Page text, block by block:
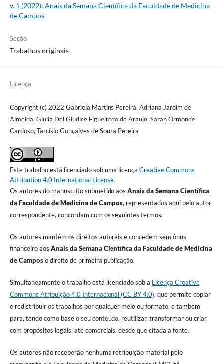
v. 1 (2022): Anais da Semana Científica da Faculdade de Medicina
de Campos
Seção
Trabalhos originais
Licença
Copyright (c) 2022 Gabriela Martins Pereira, Adriana Jardim de
Almeida, Giulia Del Giudice Figueiredo de Araujo, Sarah Ormonde
Cardoso, Tarcísio Gonçalves de Souza Pereira
Este trabalho está licenciado sob uma licença Creative Commons
Attribution 4.0 International License.
Os autores do manuscrito submetido aos Anais da Semana Científica
da Faculdade de Medicina de Campos, representados aqui pelo autor
correspondente, concordam com os seguintes termos:
Os autores mantêm os direitos autorais e concedem sem ônus
financeiro aos Anais da Semana Científica da Faculdade de Medicina
de Camposo direito de primeira publicação.
Simultaneamente o trabalho está licenciado sob a Licença Creative
Commons Atribuição 4.0 Internacional (CC BY 4.0), que permite copiar
e redistribuir os trabalhos por qualquer meio ou formato, e também
para, tendo como base o seu conteúdo, reutilizar, transformar ou criar,
com propósitos legais, até comerciais, desde que citada a fonte.
Os autores não receberão nenhuma retribuição material pelo